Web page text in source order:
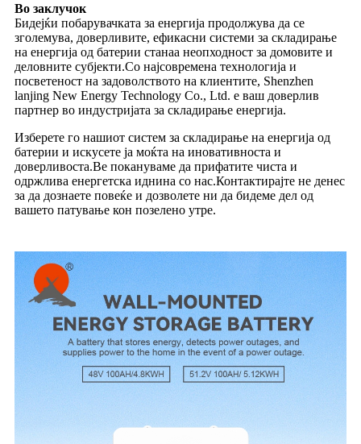
Во заклучок
Бидејќи побарувачката за енергија продолжува да се
зголемува, доверливите, ефикасни системи за складирање
на енергија од батерии станаа неопходност за домовите и
деловните субјекти.Со најсовремена технологија и
посветеност на задоволството на клиентите, Shenzhen
lanjing New Energy Technology Co., Ltd. е ваш доверлив
партнер во индустријата за складирање енергија.
Изберете го нашиот систем за складирање на енергија од
батерии и искусете ја моќта на иновативноста и
доверливоста.Ве покануваме да прифатите чиста и
одржлива енергетска иднина со нас.Контактирајте не денес
за да дознаете повеќе и дозволете ни да бидеме дел од
вашето патување кон позелено утре.